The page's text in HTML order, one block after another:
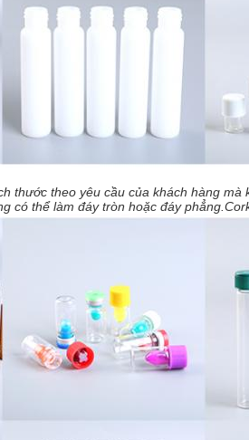
thước theo yêu cầu của khách hàng
có thể làm đáy tròn hoặc đáy